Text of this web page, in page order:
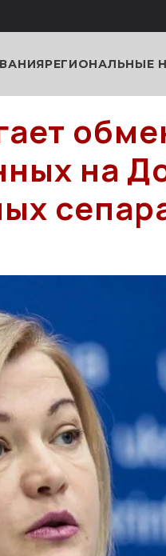
РЕГИОНАЛЬНЫЕ
на